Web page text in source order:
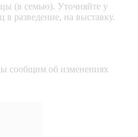
(в семью). Уточняйте у
в разведение, на выставку.
сообщим об изменениях